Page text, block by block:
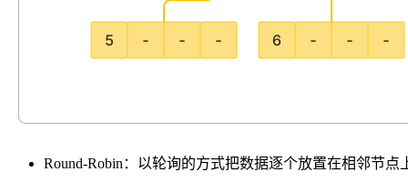
Round-Robin：以轮询的方式把数据逐个放置在相邻节点